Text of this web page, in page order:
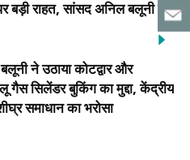
बड़ी राहत, सांसद अनिल बलूनी ने
ने उठाया कोटद्वार और
गैस सिलेंडर बुकिंग का मुद्दा, केंद्रीय
समाधान का भरोसा